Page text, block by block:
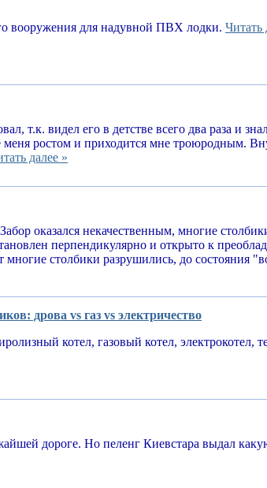
вооружения для надувной ПВХ лодки. Читать
т.к. видел его в детстве всего два раза и
ростом и приходится мне троюродным.
далее »
оказался некачественным, многие
перпендикулярно и открыто к
многие столбики разрушились, до состояния
дрова vs газ vs электричество
котел, газовый котел, электрокотел,
дороге. Но пеленг Киевстара выдал